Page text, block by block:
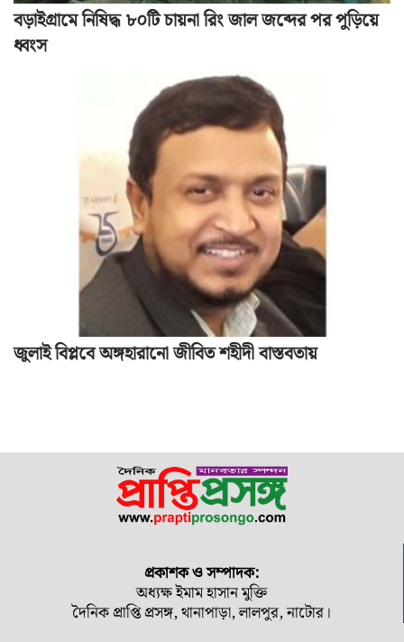
বড়াইগ্রামে নিষিদ্ধ ৮০টি চায়না রিং জাল জব্দের পর পুড়িয়ে
ধ্বংস
জুলাই বিপ্লবে অঙ্গহারানো জীবিত শহীদী বাস্তবতায়
প্রকাশক ও সম্পাদক:
অধ্যক্ষ ইমাম হাসান মুক্তি
দৈনিক প্রাপ্তি প্রসঙ্গ, থানাপাড়া, লালপুর, নাটোর।